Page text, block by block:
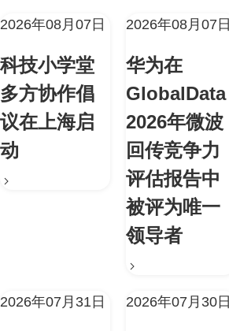
2026年08月07日
科技小学堂
多方协作倡
议在上海启
动
2026年08月07日
华为在
GlobalData
2026年微波
回传竞争力
评估报告中
被评为唯一
领导者
2026年07月31日 2026年07月30日